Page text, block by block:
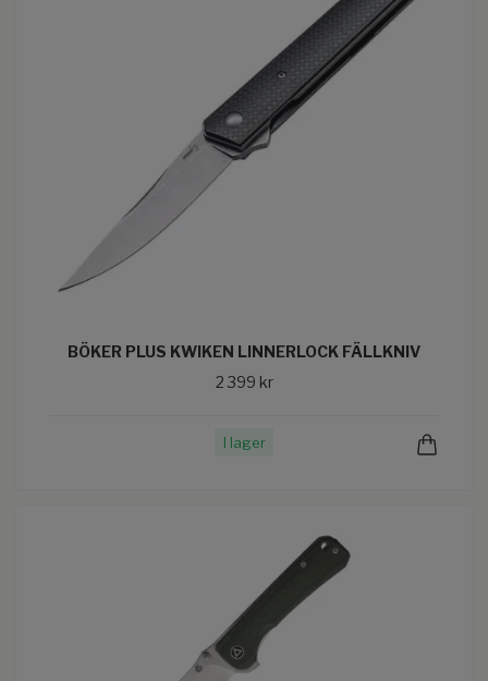
BÖKER PLUS KWIKEN LINNERLOCK FÄLLKNIV
2 399 kr
I lager